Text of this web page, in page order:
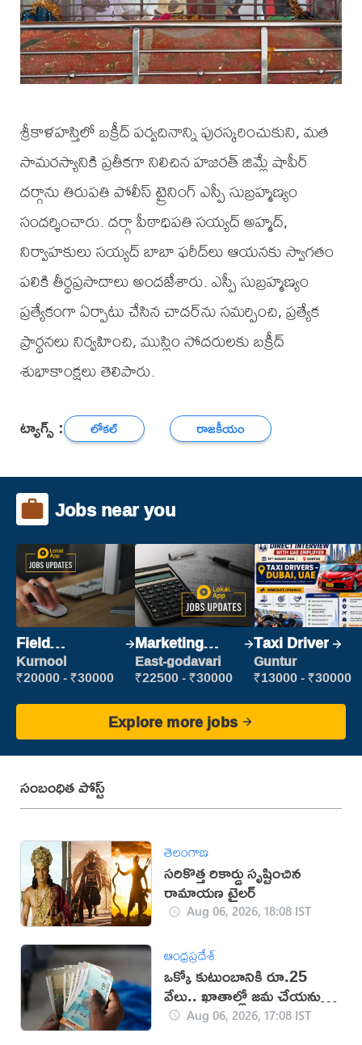
శ్రీకాళహస్తిలో బక్రీద్ పర్వదినాన్ని పురస్కరించుకుని, మత
సామరస్యానికి ప్రతీకగా నిలిచిన హజరత్ జిమ్లే షాపీర్
దర్గాను తిరుపతి పోలీస్ ట్రైనింగ్ ఎస్పీ సుబ్రహ్మణ్యం
సందర్శించారు. దర్గా పీఠాధిపతి సయ్యద్ అహ్మద్,
నిర్వాహకులు సయ్యద్ బాబా ఫరీద్‌లు ఆయనకు స్వాగతం
పలికి తీర్థప్రసాదాలు అందజేశారు. ఎస్పీ సుబ్రహ్మణ్యం
ప్రత్యేకంగా ఏర్పాటు చేసిన చాదర్‌ను సమర్పించి, ప్రత్యేక
ప్రార్థనలు నిర్వహించి, ముస్లిం సోదరులకు బక్రీద్
శుభాకాంక్షలు తెలిపారు.
ట్యాగ్స్ : లోకల్ రాజకీయం
Jobs near you
Field
Marketing
Executive
Kurnool
₹20000 - ₹30000
Marketing
Executive
East-godavari
₹22500 - ₹30000
Taxi Driver
Guntur
₹13000 - ₹30000
Explore more jobs
సంబంధిత పోస్ట్
తెలంగాణ
సరికొత్త రికార్డు సృష్టించిన
రామాయణ ట్రైలర్‌
Aug 06, 2026, 18:08 IST
ఆంధ్రప్రదేశ్
ఒక్కో కుటుంబానికి రూ.25
వేలు.. ఖాతాల్లో జ‌మ చేయ‌నున్న
ప్ర‌భుత్వం..!
Aug 06, 2026, 17:08 IST